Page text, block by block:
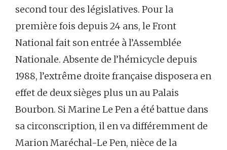
second tour des législatives. Pour la
première fois depuis 24 ans, le Front
National fait son entrée à l’Assemblée
Nationale. Absente de l’hémicycle depuis
1988, l’extrême droite française disposera en
effet de deux sièges plus un au Palais
Bourbon. Si Marine Le Pen a été battue dans
sa circonscription, il en va différemment de
Marion Maréchal-Le Pen, nièce de la